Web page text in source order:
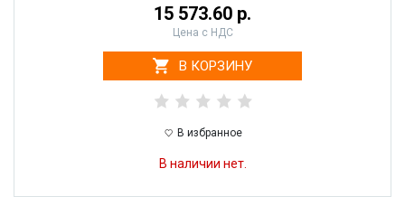
15 573.60 р.
Цена с НДС
В КОРЗИНУ
В избранное
В наличии нет.